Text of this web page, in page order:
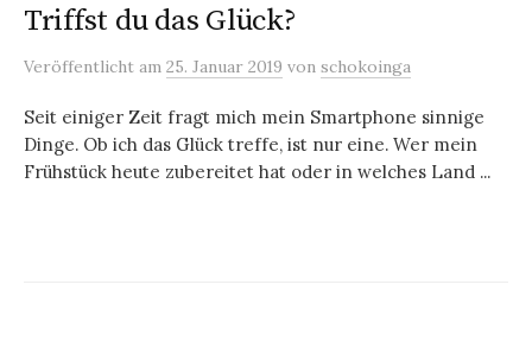
Triffst du das Glück?
Veröffentlicht am 25. Januar 2019 von schokoinga
Seit einiger Zeit fragt mich mein Smartphone sinnige
Dinge. Ob ich das Glück treffe, ist nur eine. Wer mein
Frühstück heute zubereitet hat oder in welches Land ...